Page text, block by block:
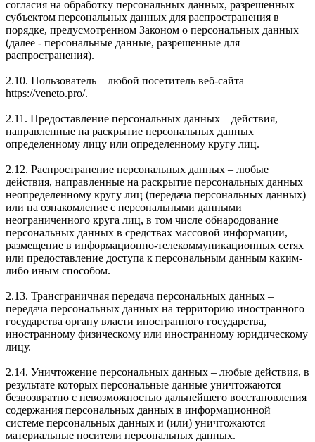
согласия на обработку персональных данных, разрешенных
субъектом персональных данных для распространения в
порядке, предусмотренном Законом о персональных данных
(далее - персональные данные, разрешенные для
распространения).
2.10. Пользователь – любой посетитель веб-сайта
https://veneto.pro/.
2.11. Предоставление персональных данных – действия,
направленные на раскрытие персональных данных
определенному лицу или определенному кругу лиц.
2.12. Распространение персональных данных – любые
действия, направленные на раскрытие персональных данных
неопределенному кругу лиц (передача персональных данных)
или на ознакомление с персональными данными
неограниченного круга лиц, в том числе обнародование
персональных данных в средствах массовой информации,
размещение в информационно-телекоммуникационных сетях
или предоставление доступа к персональным данным каким-
либо иным способом.
2.13. Трансграничная передача персональных данных –
передача персональных данных на территорию иностранного
государства органу власти иностранного государства,
иностранному физическому или иностранному юридическому
лицу.
2.14. Уничтожение персональных данных – любые действия, в
результате которых персональные данные уничтожаются
безвозвратно с невозможностью дальнейшего восстановления
содержания персональных данных в информационной
системе персональных данных и (или) уничтожаются
материальные носители персональных данных.